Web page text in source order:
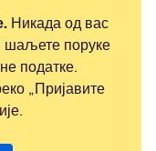
Никада од вас
шаљете поруке
податке.
„Пријавите